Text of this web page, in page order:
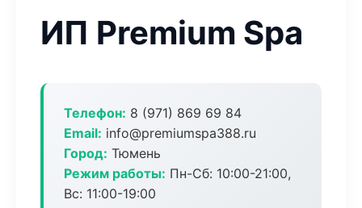
ИП Premium Spa
Телефон: 8 (971) 869 69 84
Email: info@premiumspa388.ru
Город: Тюмень
Режим работы: Пн-Сб: 10:00-21:00,
Вс: 11:00-19:00